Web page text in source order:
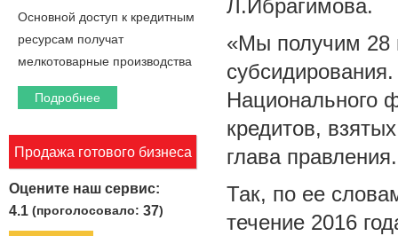
Основной доступ к кредитным
ресурсам получат
мелкотоварные производства
Подробнее
Продажа готового бизнеса
Оцените наш сервис:
4.1 (проголосовало:37)
Л.Ибрагимова.
«Мы получим 28
Национального
кредитов,
глава правления.
Так, по ее
течение 2016